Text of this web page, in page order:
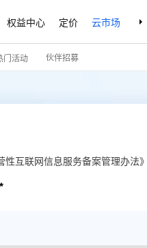
权益中心 定价 云市场
门活动 伙伴招募
互联网信息服务备案管理办法